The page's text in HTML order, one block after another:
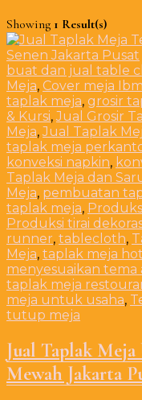
Showing 1 Result(s)
buat dan jual table
Meja, Cover meja Ibm
taplak meja, grosir
& Kursi,Jual Grosir
Meja,Jual Taplak
taplak meja
konveksi napkin,
Taplak Meja dan
Meja, pembuatan
taplak meja,
Produksi tirai
runner, tablecloth,
Meja, taplak meja
menyesuaikan tema
taplak meja
meja untuk usaha,
tutup meja
Jual Taplak
Mewah Jakarta